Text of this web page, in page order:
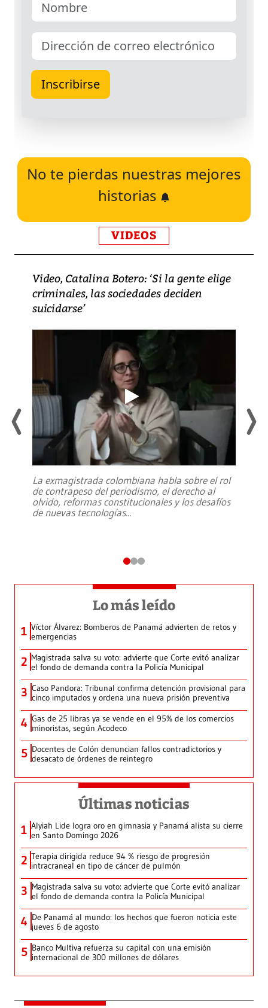
No te pierdas nuestras mejores
historias
VIDEOS
Video, Catalina Botero: ‘Si la gente elige
criminales, las sociedades deciden
suicidarse’
La exmagistrada colombiana habla sobre el rol
de contrapeso del periodismo, el derecho al
olvido, reformas constitucionales y los desafíos
de nuevas tecnologías...
Lo más leído
1 Víctor Álvarez: Bomberos de Panamá advierten de retos y
emergencias
2 Magistrada salva su voto: advierte que Corte evitó analizar
el fondo de demanda contra la Policía Municipal
3 Caso Pandora: Tribunal confirma detención provisional para
cinco imputados y ordena una nueva prisión preventiva
4 Gas de 25 libras ya se vende en el 95% de los comercios
minoristas, según Acodeco
5 Docentes de Colón denuncian fallos contradictorios y
desacato de órdenes de reintegro
Últimas noticias
1 Alyiah Lide logra oro en gimnasia y Panamá alista su cierre
en Santo Domingo 2026
2 Terapia dirigida reduce 94 % riesgo de progresión
intracraneal en tipo de cáncer de pulmón
3 Magistrada salva su voto: advierte que Corte evitó analizar
el fondo de demanda contra la Policía Municipal
4 De Panamá al mundo: los hechos que fueron noticia este
jueves 6 de agosto
5 Banco Multiva refuerza su capital con una emisión
internacional de 300 millones de dólares